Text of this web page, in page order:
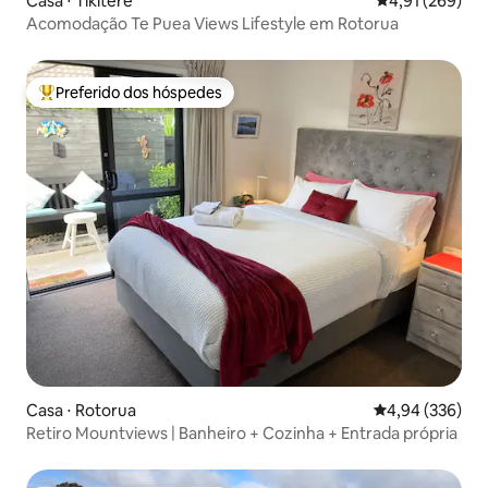
Acomodação Te Puea Views Lifestyle em Rotorua
Entre os melhores preferidos dos hóspedes
Preferido dos hóspedes
Casa ⋅ Rotorua 4,94 de uma
4,94 (336)
Retiro Mountviews | Banheiro + Cozinha + Entrada própria